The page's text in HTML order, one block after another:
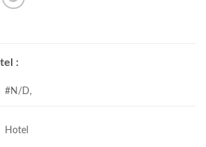
:
#N/D,
Hotel